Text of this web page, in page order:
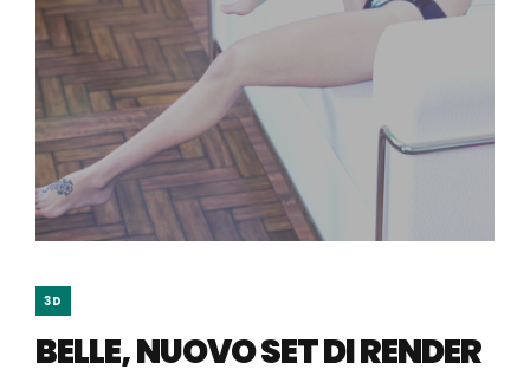
3D
BELLE, NUOVO SET DI RENDER